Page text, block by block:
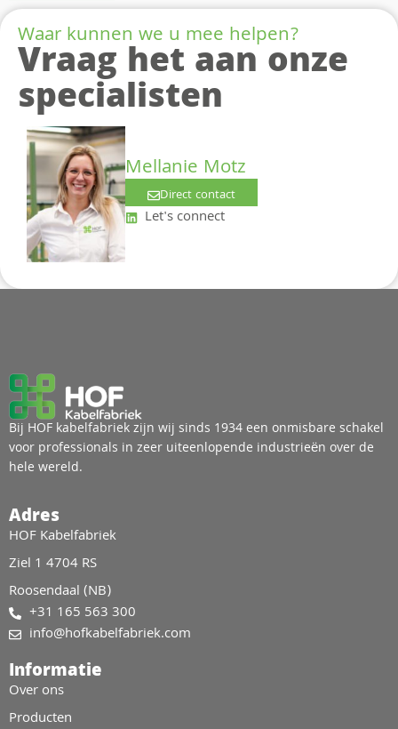
Waar kunnen we u mee helpen?
Vraag het aan onze
specialisten
Mellanie Motz
Direct contact
Let's connect
Bij HOF kabelfabriek zijn wij sinds 1934 een onmisbare schakel
voor professionals in zeer uiteenlopende industrieën over de
hele wereld.
Adres
HOF Kabelfabriek
Ziel 1 4704 RS
Roosendaal (NB)
+31 165 563 300
info@hofkabelfabriek.com
Informatie
Over ons
Producten